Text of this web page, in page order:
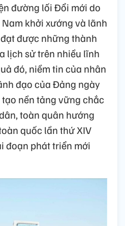
đường lối Đổi mới do
khởi xướng và lãnh
được những thành
lịch sử trên nhiều lĩnh
đó, niềm tin của nhân
đạo của Đảng ngày
nền tảng vững chắc
toàn quân hướng
quốc lần thứ XIV
đoạn phát triển mới